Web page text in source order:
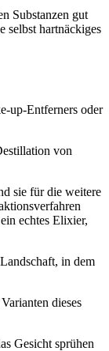
Substanzen gut
selbst hartnäckiges
up-Entferners oder
von
sie für die weitere
echtes Elixier,
in dem
dieses
Gesicht sprühen